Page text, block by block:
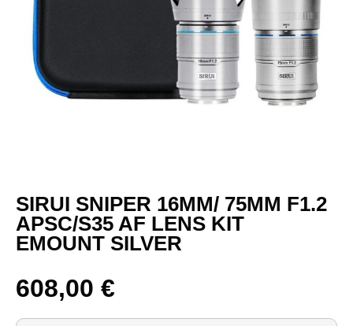
SIRUI SNIPER 16MM/ 75MM F1.2
APSC/S35 AF LENS KIT
EMOUNT SILVER
608,00 €